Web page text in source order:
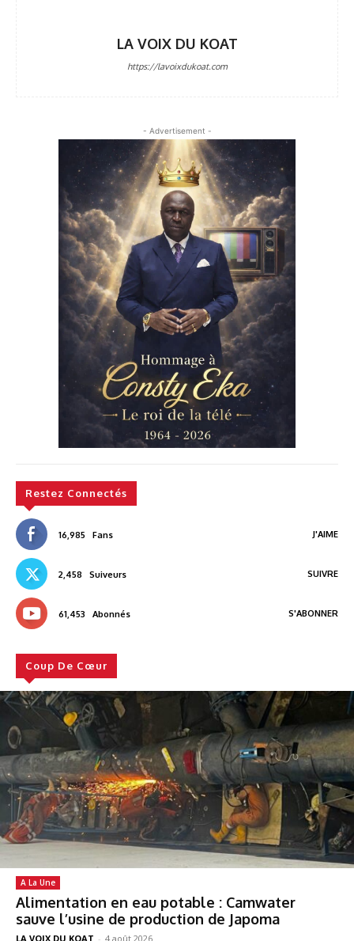
LA VOIX DU KOAT
https://lavoixdukoat.com
- Advertisement -
Restez Connectés
16,985 Fans J'AIME
2,458 Suiveurs SUIVRE
61,453 Abonnés S'ABONNER
Coup De Cœur
A La Une
Alimentation en eau potable : Camwater
sauve l’usine de production de Japoma
LA VOIX DU KOAT - 4 août 2026